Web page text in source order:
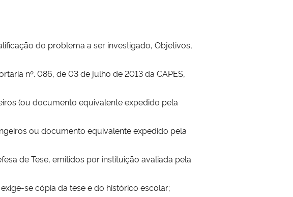
do problema a ser investigado, Objetivos,
nº. 086, de 03 de julho de 2013 da CAPES,
(ou documento equivalente expedido pela
ou documento equivalente expedido pela
de Tese, emitidos por instituição avaliada pela
se cópia da tese e do histórico escolar;